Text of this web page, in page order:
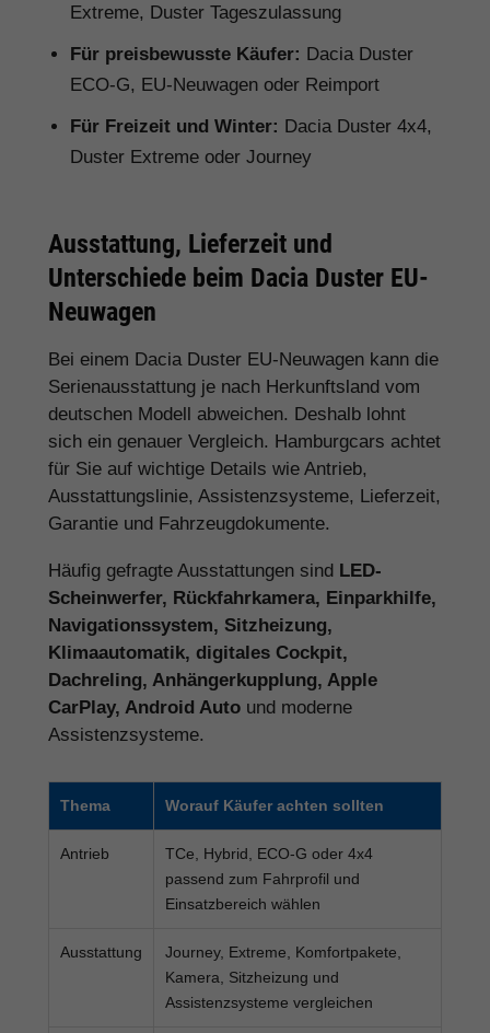
Extreme, Duster Tageszulassung
Für preisbewusste Käufer: Dacia Duster
ECO-G, EU-Neuwagen oder Reimport
Für Freizeit und Winter: Dacia Duster 4x4,
Duster Extreme oder Journey
Ausstattung, Lieferzeit und
Unterschiede beim Dacia Duster EU-
Neuwagen
Bei einem Dacia Duster EU-Neuwagen kann die
Serienausstattung je nach Herkunftsland vom
deutschen Modell abweichen. Deshalb lohnt
sich ein genauer Vergleich. Hamburgcars achtet
für Sie auf wichtige Details wie Antrieb,
Ausstattungslinie, Assistenzsysteme, Lieferzeit,
Garantie und Fahrzeugdokumente.
Häufig gefragte Ausstattungen sind LED-
Scheinwerfer, Rückfahrkamera, Einparkhilfe,
Navigationssystem, Sitzheizung,
Klimaautomatik, digitales Cockpit,
Dachreling, Anhängerkupplung, Apple
CarPlay, Android Auto und moderne
Assistenzsysteme.
Thema Worauf Käufer achten sollten
Antrieb
TCe, Hybrid, ECO-G oder 4x4
passend zum Fahrprofil und
Einsatzbereich wählen
Ausstattung
Journey, Extreme, Komfortpakete,
Kamera, Sitzheizung und
Assistenzsysteme vergleichen